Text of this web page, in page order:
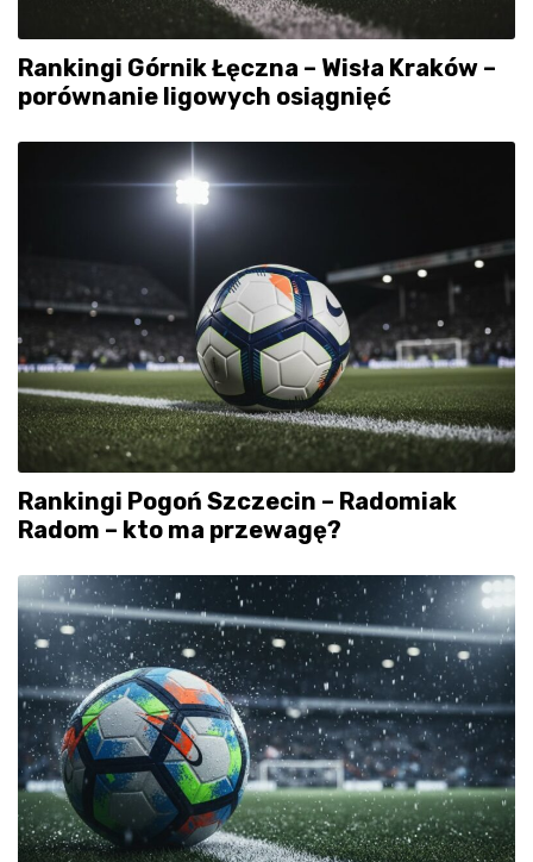
Rankingi Górnik Łęczna – Wisła Kraków –
porównanie ligowych osiągnięć
Rankingi Pogoń Szczecin – Radomiak
Radom – kto ma przewagę?